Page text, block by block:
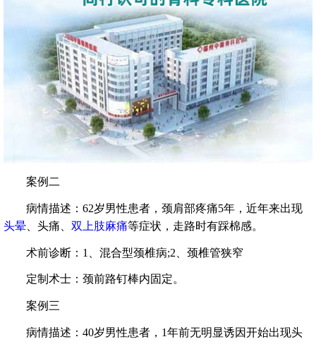
案例二
病情描述：62岁男性患者，颈肩部疼痛5年，近年来出现
头晕、头痛、 双上肢麻痛等症状，走路时有踩棉感。
术前诊断：1、混合型颈椎病;2、颈椎管狭窄
定制术士：颈前路钉棒内固定。
案例三
病情描述：40岁男性患者，1年前无明显诱因开始出现头